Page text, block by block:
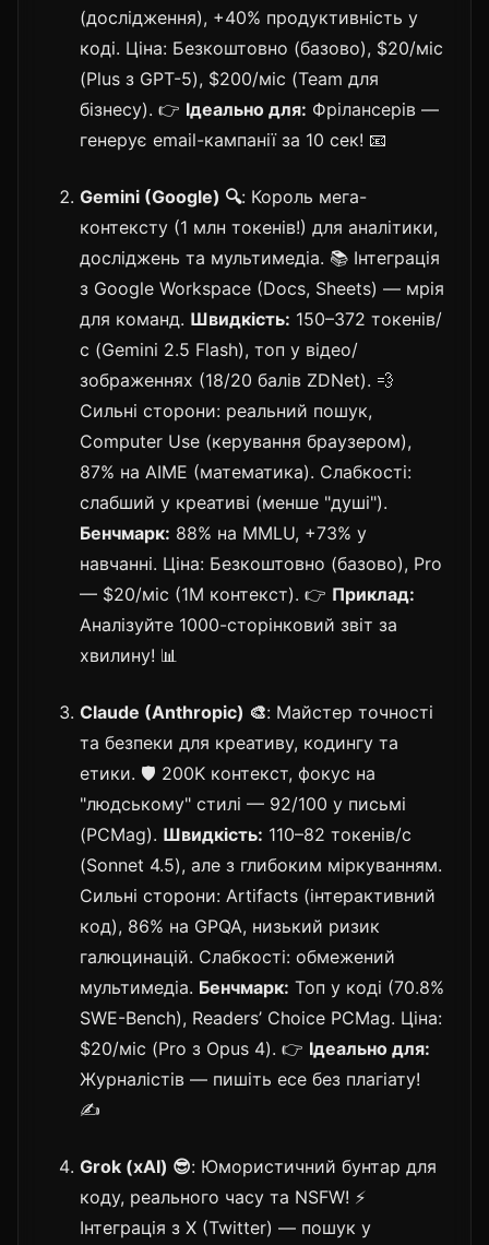
(дослідження), +40% продуктивність у
коді. Ціна: Безкоштовно (базово), $20/міс
(Plus з GPT-5), $200/міс (Team для
бізнесу). 👉 Ідеально для: Фрілансерів —
генерує email-кампанії за 10 сек! 📧
Gemini (Google) 🔍: Король мега-
контексту (1 млн токенів!) для аналітики,
досліджень та мультимедіа. 📚 Інтеграція
з Google Workspace (Docs, Sheets) — мрія
для команд. Швидкість: 150–372 токенів/
с (Gemini 2.5 Flash), топ у відео/
зображеннях (18/20 балів ZDNet). 💨
Сильні сторони: реальний пошук,
Computer Use (керування браузером),
87% на AIME (математика). Слабкості:
слабший у креативі (менше "душі").
Бенчмарк: 88% на MMLU, +73% у
навчанні. Ціна: Безкоштовно (базово), Pro
— $20/міс (1M контекст). 👉 Приклад:
Аналізуйте 1000-сторінковий звіт за
хвилину! 📊
Claude (Anthropic) 🎨: Майстер точності
та безпеки для креативу, кодингу та
етики. 🛡️ 200K контекст, фокус на
"людському" стилі — 92/100 у письмі
(PCMag). Швидкість: 110–82 токенів/с
(Sonnet 4.5), але з глибоким міркуванням.
Сильні сторони: Artifacts (інтерактивний
код), 86% на GPQA, низький ризик
галюцинацій. Слабкості: обмежений
мультимедіа. Бенчмарк: Топ у коді (70.8%
SWE-Bench), Readers’ Choice PCMag. Ціна:
$20/міс (Pro з Opus 4). 👉 Ідеально для:
Журналістів — пишіть есе без плагіату!
✍️
Grok (xAI) 😎: Юмористичний бунтар для
коду, реального часу та NSFW! ⚡
Інтеграція з X (Twitter) — пошук у